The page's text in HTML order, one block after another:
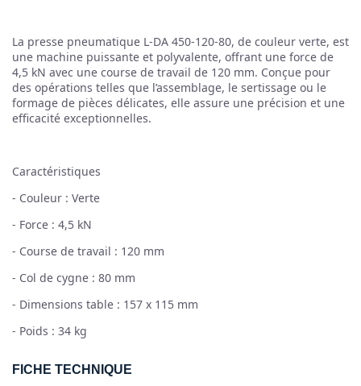
La presse pneumatique L-DA 450-120-80, de couleur verte, est
une machine puissante et polyvalente, offrant une force de
4,5 kN avec une course de travail de 120 mm. Conçue pour
des opérations telles que l’assemblage, le sertissage ou le
formage de pièces délicates, elle assure une précision et une
efficacité exceptionnelles.
Caractéristiques
- Couleur : Verte
- Force : 4,5 kN
- Course de travail : 120 mm
- Col de cygne : 80 mm
- Dimensions table : 157 x 115 mm
- Poids : 34 kg
FICHE TECHNIQUE